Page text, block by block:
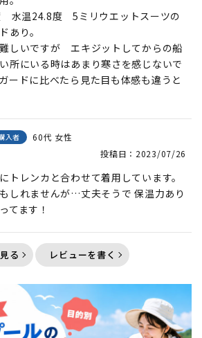
水温24.8度　5ミリウエットスーツの
あり。
しいですが　エキジットしてからの船
所にいる時はあまり寒さを感じないで
ードに比べたら見た目も体感も違うと
入者 60代 女性
投稿日
2023/07/26
トレンカと合わせて着用しています。
しれませんが…丈夫そうで 保温力あり
てます！
る レビューを書く